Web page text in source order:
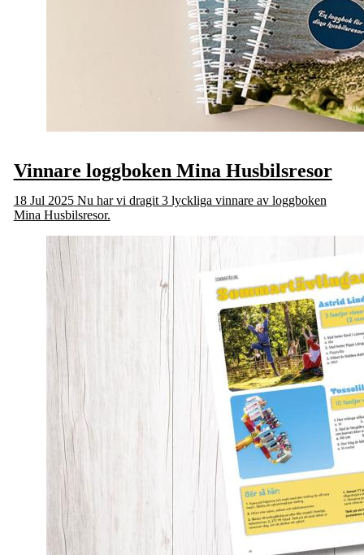
Vinnare loggboken Mina Husbilsresor
18 Jul 2025 Nu har vi dragit 3 lyckliga vinnare av loggboken
Mina Husbilsresor.